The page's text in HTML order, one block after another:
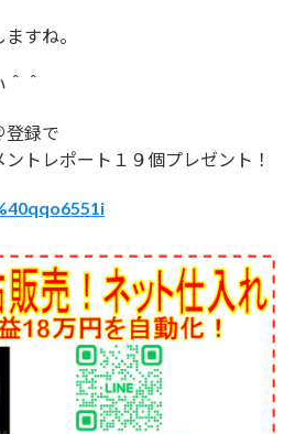
すね。
＾
録で
レポート１９個プレゼント！